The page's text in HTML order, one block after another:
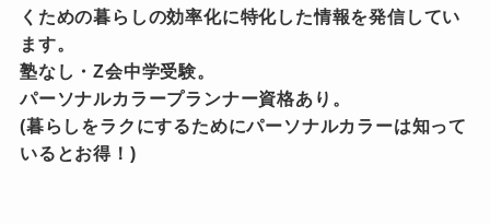
くための暮らしの効率化に特化した情報を発信してい
ます。
塾なし・Z会中学受験。
パーソナルカラープランナー資格あり。
(暮らしをラクにするためにパーソナルカラーは知って
いるとお得！)